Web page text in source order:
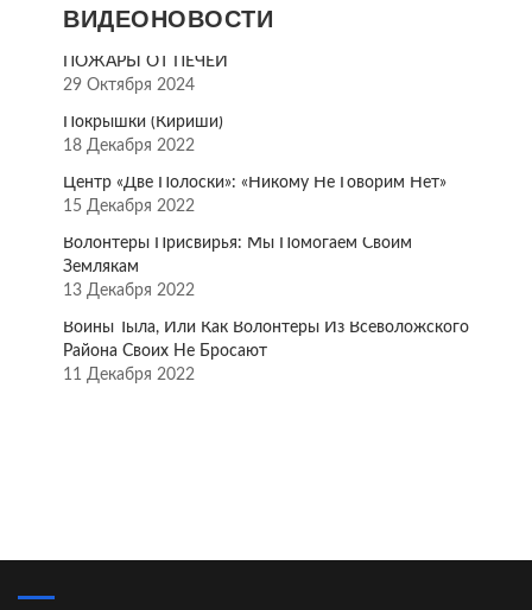
ВИДЕОНОВОСТИ
ПОЖАРЫ ОТ ПЕЧЕЙ
29 Октября 2024
Покрышки (Кириши)
18 Декабря 2022
Центр «Две Полоски»: «Никому Не Говорим Нет»
15 Декабря 2022
Волонтёры Присвирья: Мы Помогаем Своим
Землякам
13 Декабря 2022
Воины Тыла, Или Как Волонтёры Из Всеволожского
Района Своих Не Бросают
11 Декабря 2022